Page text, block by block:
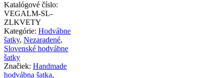
Katalógové číslo:
VEGALM-SL-
ZLKVETY
Kategórie: Hodvábne
šatky, Nezaradené,
Slovenské hodvábne
šatky
Značiek: Handmade
hodvábna šatka,